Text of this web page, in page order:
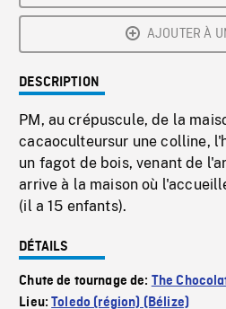
AJOUTER À
DESCRIPTION
PM, au crépuscule, de la
cacaoculteursur une colline,
un fagot de bois, venant de
arrive à la maison où
(il a 15 enfants).
DÉTAILS
Chute de tournage de: The
Lieu:Toledo (région) (Bélize)